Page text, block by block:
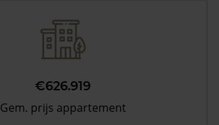
€626.919
Gem. prijs appartement